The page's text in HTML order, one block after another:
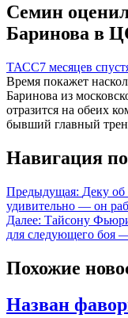
Семин
Баринова в
ТАСС7 месяцев
Время покажет
Баринова из
отразится на обеих
бывший главный
Навигация
Предыдущая: Деку об
удивительно — он
Далее: Тайсону
для следующего боя
Похожие
Назван